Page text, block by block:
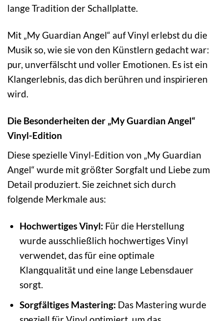
lange Tradition der Schallplatte.
Mit „My Guardian Angel“ auf Vinyl erlebst du die
Musik so, wie sie von den Künstlern gedacht war:
pur, unverfälscht und voller Emotionen. Es ist ein
Klangerlebnis, das dich berühren und inspirieren
wird.
Die Besonderheiten der „My Guardian Angel“
Vinyl-Edition
Diese spezielle Vinyl-Edition von „My Guardian
Angel“ wurde mit größter Sorgfalt und Liebe zum
Detail produziert. Sie zeichnet sich durch
folgende Merkmale aus:
Hochwertiges Vinyl: Für die Herstellung
wurde ausschließlich hochwertiges Vinyl
verwendet, das für eine optimale
Klangqualität und eine lange Lebensdauer
sorgt.
Sorgfältiges Mastering: Das Mastering wurde